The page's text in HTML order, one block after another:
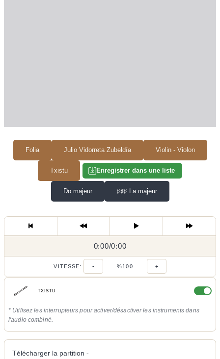
Folia Julio Vidorreta Zubeldía Violin - Violon
Txistu Enregistrer dans une liste
Do majeur ♯♯♯La majeur
0:00/
0:00/0:00
VITESSE: - %100 +
TXISTU
* Utilisez les interrupteurs pour activer/désactiver les instruments dans
l'audio combiné.
Télécharger la partition -